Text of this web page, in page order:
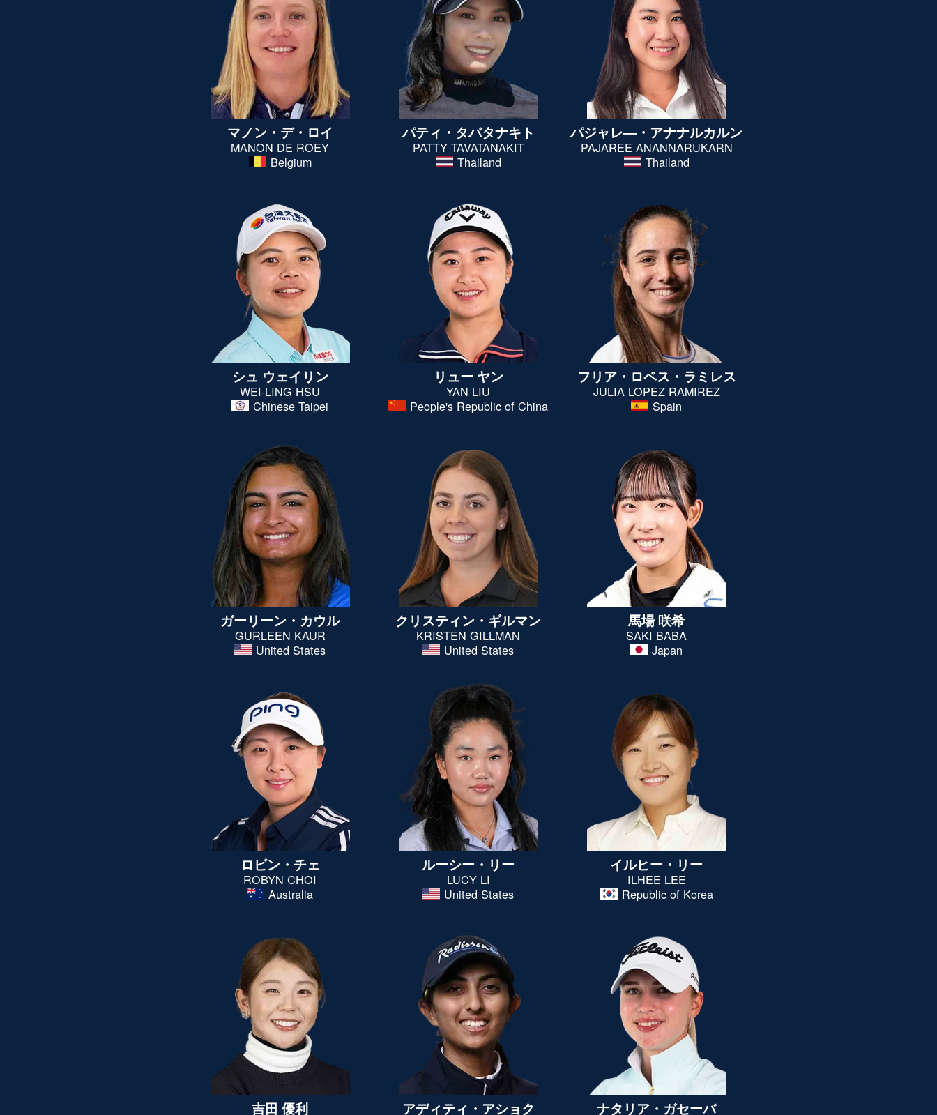
マノン・デ・ロイ
MANON DE ROEY
Belgium
パティ・ タバタナキト
PATTY TAVATANAKIT
Thailand
パジャレ―・ アナナルカルン
PAJAREE ANANNARUKARN
Thailand
シュ ウェイリン
WEI-LING HSU
Chinese Taipei
リュー ヤン
YAN LIU
People's Republic of China
フリア・ロペス・ ラミレス
JULIA LOPEZ RAMIREZ
Spain
ガーリーン・カウル
GURLEEN KAUR
United States
クリスティン・ ギルマン
KRISTEN GILLMAN
United States
馬場 咲希
SAKI BABA
Japan
ロビン・チェ
ROBYN CHOI
Australia
ルーシー・リー
LUCY LI
United States
イルヒー・リー
ILHEE LEE
Republic of Korea
吉田 優利 アディティ・アショク ナタリア・ガセーバ